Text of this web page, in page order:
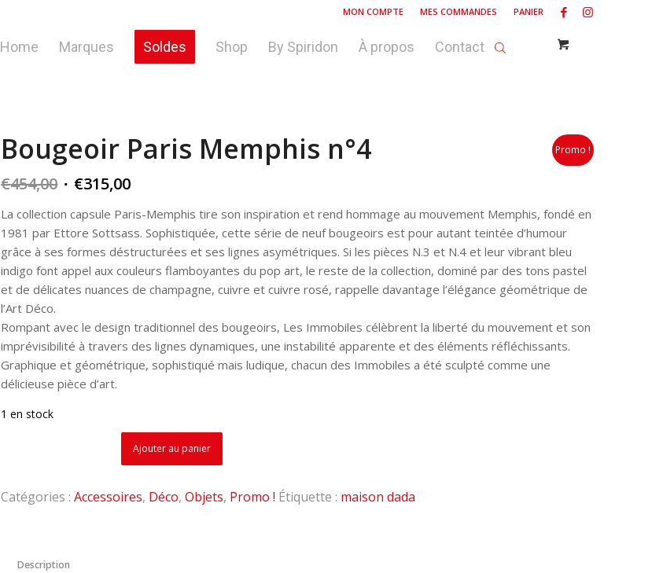
MON COMPTE MES COMMANDES PANIER
Home Marques Soldes Shop By Spiridon À propos Contact
Promo !
Bougeoir Paris Memphis n°4
€454,00 Original
was:
€454,00.
€315,00Current
is:
€315,00.
La collection capsule Paris-Memphis tire son inspiration et rend hommage au mouvement Memphis, fondé en
1981 par Ettore Sottsass. Sophistiquée, cette série de neuf bougeoirs est pour autant teintée d’humour
grâce à ses formes déstructurées et ses lignes asymétriques. Si les pièces N.3 et N.4 et leur vibrant bleu
indigo font appel aux couleurs flamboyantes du pop art, le reste de la collection, dominé par des tons pastel
et de délicates nuances de champagne, cuivre et cuivre rosé, rappelle davantage l’élégance géométrique de
l’Art Déco.
Rompant avec le design traditionnel des bougeoirs, Les Immobiles célèbrent la liberté du mouvement et son
imprévisibilité à travers des lignes dynamiques, une instabilité apparente et des éléments réfléchissants.
Graphique et géométrique, sophistiqué mais ludique, chacun des Immobiles a été sculpté comme une
délicieuse pièce d’art.
1 en stock
Ajouter au panier
Catégories :Accessoires, Déco,Objets, Promo ! Étiquette : maison dada
Description